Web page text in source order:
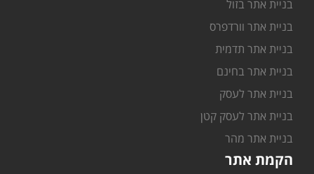
בניית אתר בזול
בניית אתר וורדפרס
בניית אתר תדמית
בניית אתר בחינם
בניית אתר לעסק
בניית אתר לעסק קטן
בניית אתר מהר
הקמת אתר